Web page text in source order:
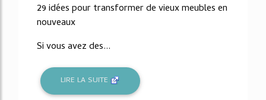
29 idées pour transformer de vieux meubles en
nouveaux
Si vous avez des...
LIRE LA SUITE